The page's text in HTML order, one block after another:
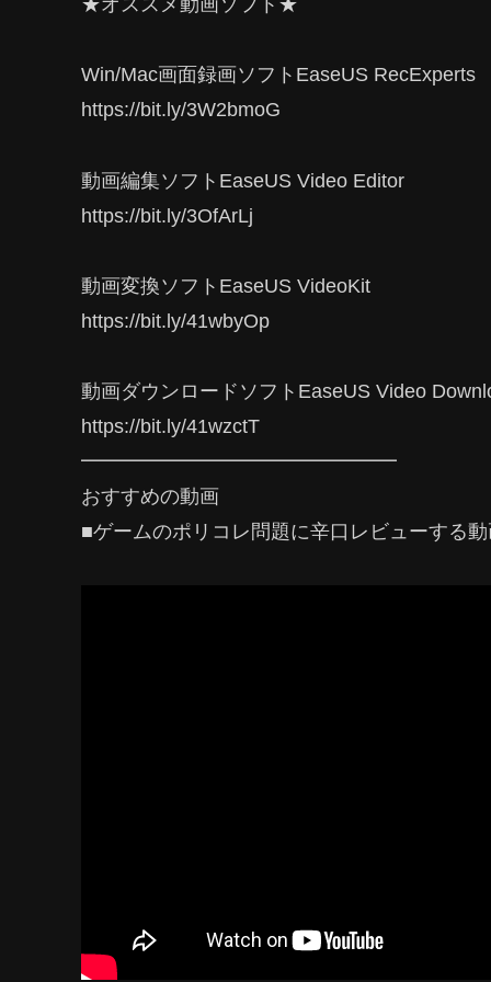
Win/Mac画面録画ソフトEaseUS RecExperts
https://bit.ly/3W2bmoG
動画編集ソフトEaseUS Video Editor
https://bit.ly/3OfArLj
動画変換ソフトEaseUS VideoKit
https://bit.ly/41wbyOp
動画ダウンロードソフトEaseUS Video
https://bit.ly/41wzctT
━━━━━━━━━━━━━━━━
おすすめの動画
■ゲームのポリコレ問題に辛口レビューする